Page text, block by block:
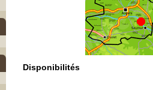
Disponibilités